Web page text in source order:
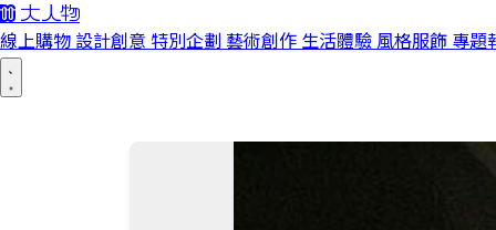
線上購物 設計創意 特別企劃 藝術創作 生活體驗 風格服飾 專題